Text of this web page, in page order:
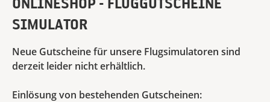
SIMULATOR
Neue Gutscheine für unsere Flugsimulatoren sind
derzeit leider nicht erhältlich.
Einlösung von bestehenden Gutscheinen: